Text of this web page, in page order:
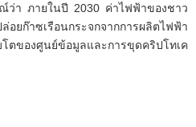
ว่า ภายในปี 2030 ค่าไฟฟ้าของชาว
อยก๊าซเรือนกระจกจากการผลิตไฟฟ้า
โตของศูนย์ข้อมูลและการขุดคริปโทเค